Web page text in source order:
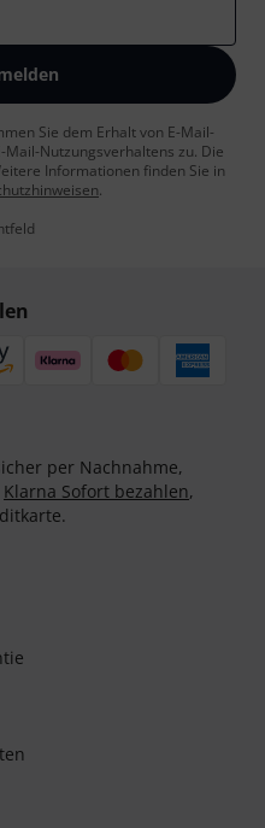
Sie dem Erhalt von E-Mail-
Nutzungsverhaltens zu. Die
Informationen finden Sie in
.
per Nachnahme,
Klarna Sofort bezahlen,